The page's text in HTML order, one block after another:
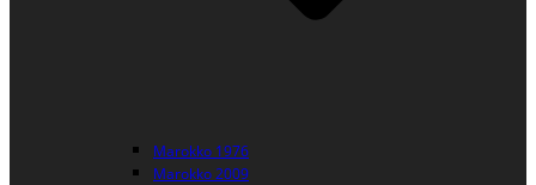
Marokko 1976
Marokko 2009